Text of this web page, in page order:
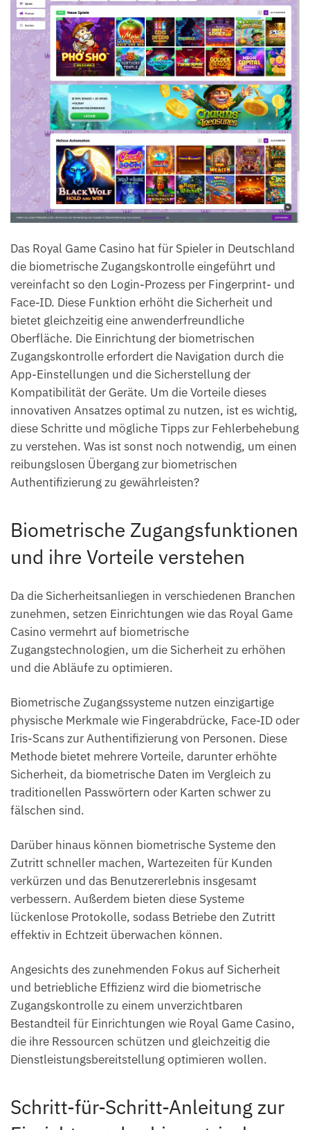
Das Royal Game Casino hat für Spieler in Deutschland
die biometrische Zugangskontrolle eingeführt und
vereinfacht so den Login-Prozess per Fingerprint- und
Face-ID. Diese Funktion erhöht die Sicherheit und
bietet gleichzeitig eine anwenderfreundliche
Oberfläche. Die Einrichtung der biometrischen
Zugangskontrolle erfordert die Navigation durch die
App-Einstellungen und die Sicherstellung der
Kompatibilität der Geräte. Um die Vorteile dieses
innovativen Ansatzes optimal zu nutzen, ist es wichtig,
diese Schritte und mögliche Tipps zur Fehlerbehebung
zu verstehen. Was ist sonst noch notwendig, um einen
reibungslosen Übergang zur biometrischen
Authentifizierung zu gewährleisten?
Biometrische Zugangsfunktionen
und ihre Vorteile verstehen
Da die Sicherheitsanliegen in verschiedenen Branchen
zunehmen, setzen Einrichtungen wie das Royal Game
Casino vermehrt auf biometrische
Zugangstechnologien, um die Sicherheit zu erhöhen
und die Abläufe zu optimieren.
Biometrische Zugangssysteme nutzen einzigartige
physische Merkmale wie Fingerabdrücke, Face-ID oder
Iris-Scans zur Authentifizierung von Personen. Diese
Methode bietet mehrere Vorteile, darunter erhöhte
Sicherheit, da biometrische Daten im Vergleich zu
traditionellen Passwörtern oder Karten schwer zu
fälschen sind.
Darüber hinaus können biometrische Systeme den
Zutritt schneller machen, Wartezeiten für Kunden
verkürzen und das Benutzererlebnis insgesamt
verbessern. Außerdem bieten diese Systeme
lückenlose Protokolle, sodass Betriebe den Zutritt
effektiv in Echtzeit überwachen können.
Angesichts des zunehmenden Fokus auf Sicherheit
und betriebliche Effizienz wird die biometrische
Zugangskontrolle zu einem unverzichtbaren
Bestandteil für Einrichtungen wie Royal Game Casino,
die ihre Ressourcen schützen und gleichzeitig die
Dienstleistungsbereitstellung optimieren wollen.
Schritt-für-Schritt-Anleitung zur